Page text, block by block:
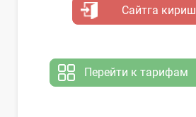
Сайтга кириш
Перейти к тарифам